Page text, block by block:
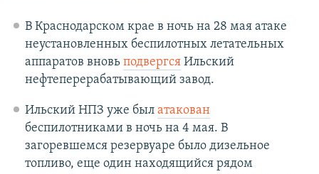
В Краснодарском крае в ночь на 28 мая атаке
неустановленных беспилотных летательных
аппаратов вновь подвергсяИльский
нефтеперерабатывающий завод.
Ильский НПЗ уже был атакован
беспилотниками в ночь на 4 мая. В
загоревшемся резервуаре было дизельное
топливо, еще один находящийся рядом